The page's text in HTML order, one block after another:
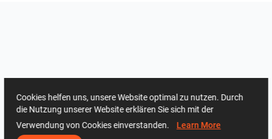
Cookies helfen uns, unsere Website optimal zu nutzen. Durch
die Nutzung unserer Website erklären Sie sich mit der
Verwendung von Cookies einverstanden. Learn More